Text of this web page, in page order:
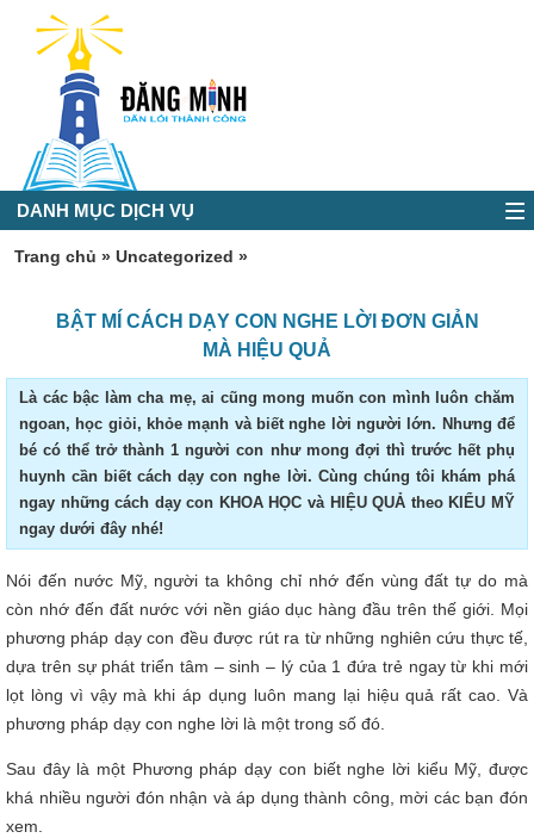
DANH MỤC DỊCH VỤ
Trang chủ » Uncategorized »
BẬT MÍ CÁCH DẠY CON NGHE LỜI ĐƠN GIẢN
MÀ HIỆU QUẢ
Là các bậc làm cha mẹ, ai cũng mong muốn con mình luôn chăm
ngoan, học giỏi, khỏe mạnh và biết nghe lời người lớn. Nhưng để
bé có thể trở thành 1 người con như mong đợi thì trước hết phụ
huynh cần biết cách dạy con nghe lời. Cùng chúng tôi khám phá
ngay những cách dạy con KHOA HỌC và HIỆU QUẢ theo KIỂU MỸ
ngay dưới đây nhé!
Nói đến nước Mỹ, người ta không chỉ nhớ đến vùng đất tự do mà
còn nhớ đến đất nước với nền giáo dục hàng đầu trên thế giới. Mọi
phương pháp dạy con đều được rút ra từ những nghiên cứu thực tế,
dựa trên sự phát triển tâm – sinh – lý của 1 đứa trẻ ngay từ khi mới
lọt lòng vì vậy mà khi áp dụng luôn mang lại hiệu quả rất cao. Và
phương pháp dạy con nghe lời là một trong số đó.
Sau đây là một Phương pháp dạy con biết nghe lời kiểu Mỹ, được
khá nhiều người đón nhận và áp dụng thành công, mời các bạn đón
xem.